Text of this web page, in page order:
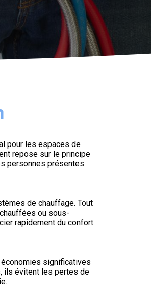
pour les espaces de
repose sur le principe
personnes présentes
de chauffage. Tout
ou sous-
rapidement du confort
significatives
ils évitent les pertes de